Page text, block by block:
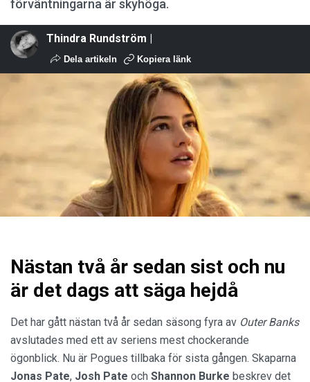
förväntningarna är skyhöga.
Thindra Rundström |
Dela artikeln Kopiera länk
Nästan två år sedan sist och nu
är det dags att säga hejdå
Det har gått nästan två år sedan säsong fyra av Outer Banks
avslutades med ett av seriens mest chockerande
ögonblick. Nu är Pogues tillbaka för sista gången. Skaparna
Jonas Pate, Josh Pate och Shannon Burke beskrev det